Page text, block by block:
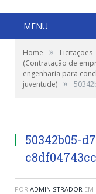
MENU
Home » Licitações
(Contratação de
engenharia para
juventude) »
50342b05-
POR ADMINISTRADOR EM